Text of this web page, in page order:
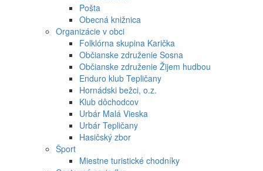
Pošta
Obecná knižnica
Organizácie v obci
Folklórna skupina Karička
Občianske združenie Sosna
Občianske združenie Žijem hudbou
Enduro klub Tepličany
Hornádski bežci, o.z.
Klub dôchodcov
Urbár Malá Vieska
Urbár Tepličany
Hasičský zbor
Šport
Miestne turistické chodníky